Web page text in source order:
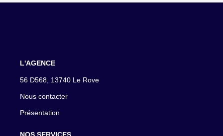
L'AGENCE
56 D568, 13740 Le Rove
Nous contacter
Présentation